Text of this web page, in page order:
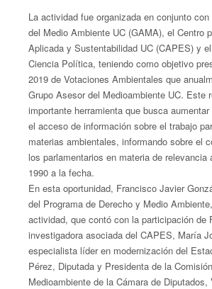
La actividad fue organizada en conjunto
del Medio Ambiente UC (GAMA), el Centro
Aplicada y Sustentabilidad UC (CAPES) y
Ciencia Política, teniendo como objetivo
2019 de Votaciones Ambientales que
Grupo Asesor del Medioambiente UC. Este
importante herramienta que busca
el acceso de información sobre el trabajo
materias ambientales, informando sobre el
los parlamentarios en materia de relevancia
1990 a la fecha.
En esta oportunidad, Francisco Javier
del Programa de Derecho y Medio
actividad, que contó con la participación de
investigadora asociada del CAPES, María
especialista líder en modernización del
Pérez, Diputada y Presidenta de la
Medioambiente de la Cámara de Diputados,